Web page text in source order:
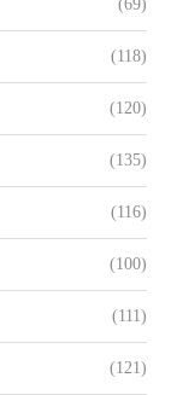
(69)
(118)
(120)
(135)
(116)
(100)
(111)
(121)